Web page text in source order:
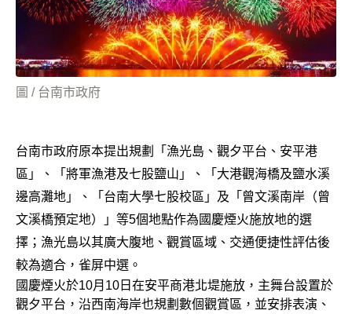
圖 / 台南市政府
台南市政府原本提出規劃「漁光島、觀夕平台、安平港
區」、「將軍漁港及七股鹽山」、「大港觀海橋及鹽水溪
邊高灘地」、「台南大學七股校區」及「曾文溪南岸（曾
文溪橋預定地）」等5個地點作為國慶煙火施放地的選
擇；漁光島以其廣大腹地、觀賞區域、交通便捷性評估後
較為適合，雀屏中選。
國慶煙火於10月10日在安平商港北堤施放，主舞台設置於
觀夕平台，沿西南海岸也規劃數個觀賞區，並安排表演、